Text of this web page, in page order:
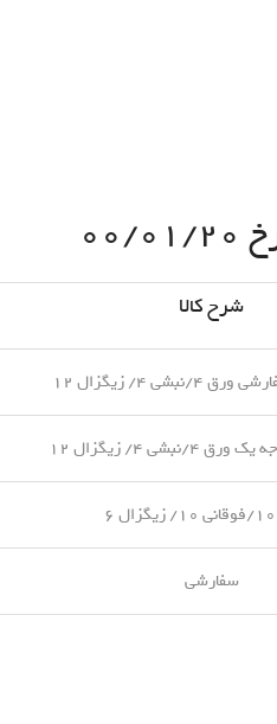
شرح کالا
۴/ زیگزال ۱۲
۴/ زیگزال ۱۲
سفارشی